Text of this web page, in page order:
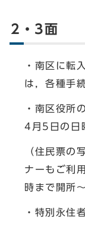
2・3面
・南区に転
は，各種手
・南区役所
4月5日の
（住民票の
ナーもご利
時まで開所～
・特別永住